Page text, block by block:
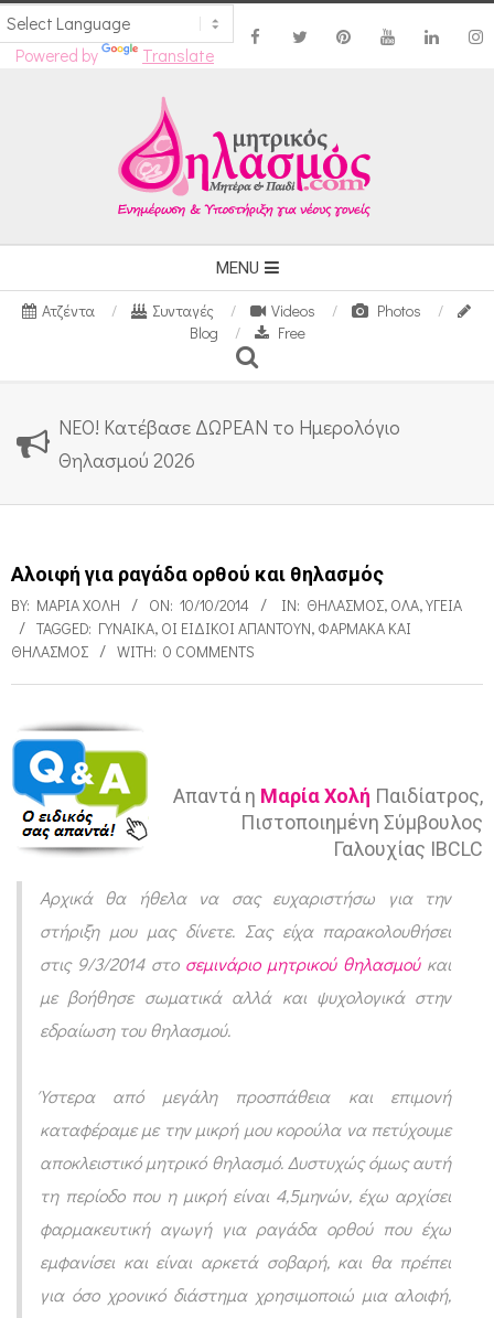
Powered by Translate
Navigation
Menu
MENU
Ατζέντα Συνταγές Videos
Photos
Blog
Free
Search
ΝΕΟ! Κατέβασε ΔΩΡΕΑΝ το Ημερολόγιο
Θηλασμού 2026
Αλοιφή για ραγάδα ορθού και θηλασμός
BY: ΜΑΡΊΑ ΧΟΛΉ ON: 10/10/2014 IN: ΘΗΛΑΣΜΌΣ, ΌΛΑ,ΥΓΕΊΑ
TAGGED: ΓΥΝΑΊΚΑ, ΟΙ ΕΙΔΙΚΟΊ ΑΠΑΝΤΟΎΝ, ΦΆΡΜΑΚΑ ΚΑΙ
ΘΗΛΑΣΜΌΣ
WITH: 0 COMMENTS
λ
ο
Απαντά η Μαρία Χολή Παιδίατρος,
Πιστοποιημένη Σύμβουλος
Γαλουχίας IBCLC
Αρχικά θα ήθελα να σας ευχαριστήσω για την
στήριξη μου μας δίνετε. Σας είχα παρακολουθήσει
στις 9/3/2014 στο σεμινάριο μητρικού θηλασμούκαι
με βοήθησε σωματικά αλλά και ψυχολογικά στην
εδραίωση του θηλασμού.
Ύστερα από μεγάλη προσπάθεια και επιμονή
καταφέραμε με την μικρή μου κορούλα να πετύχουμε
αποκλειστικό μητρικό θηλασμό. Δυστυχώς όμως αυτή
τη περίοδο που η μικρή είναι 4,5μηνών, έχω αρχίσει
φαρμακευτική αγωγή για ραγάδα ορθού που έχω
εμφανίσει και είναι αρκετά σοβαρή, και θα πρέπει
για όσο χρονικό διάστημα χρησιμοποιώ μια αλοιφή,